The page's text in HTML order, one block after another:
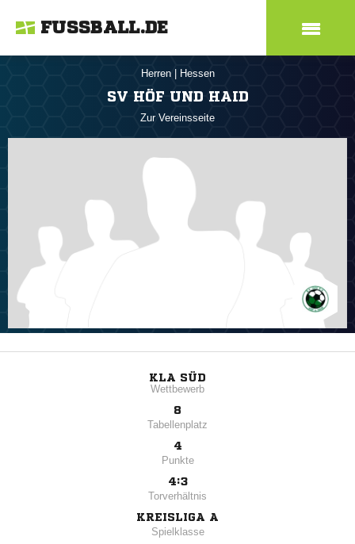
FUSSBALL.DE
Herren Hessen
SV HÖF UND HAID
Zur Vereinsseite
KLA SÜD
Wettbewerb
8
Tabellenplatz
4
Punkte
4:3
Torverhältnis
KREISLIGA A
Spielklasse